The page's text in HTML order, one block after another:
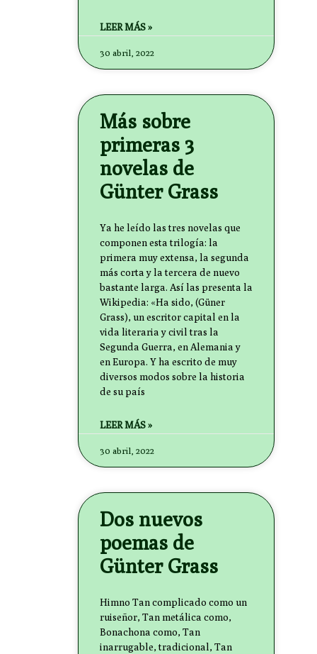
LEER MÁS »
30 abril, 2022
Más sobre
primeras 3
novelas de
Günter Grass
Ya he leído las tres novelas que
componen esta trilogía: la
primera muy extensa, la segunda
más corta y la tercera de nuevo
bastante larga. Así las presenta la
Wikipedia: «Ha sido, (Güner
Grass), un escritor capital en la
vida literaria y civil tras la
Segunda Guerra, en Alemania y
en Europa. Y ha escrito de muy
diversos modos sobre la historia
de su país
LEER MÁS »
30 abril, 2022
Dos nuevos
poemas de
Günter Grass
Himno Tan complicado como un
ruiseñor, Tan metálica como,
Bonachona como, Tan
inarrugable, tradicional, Tan